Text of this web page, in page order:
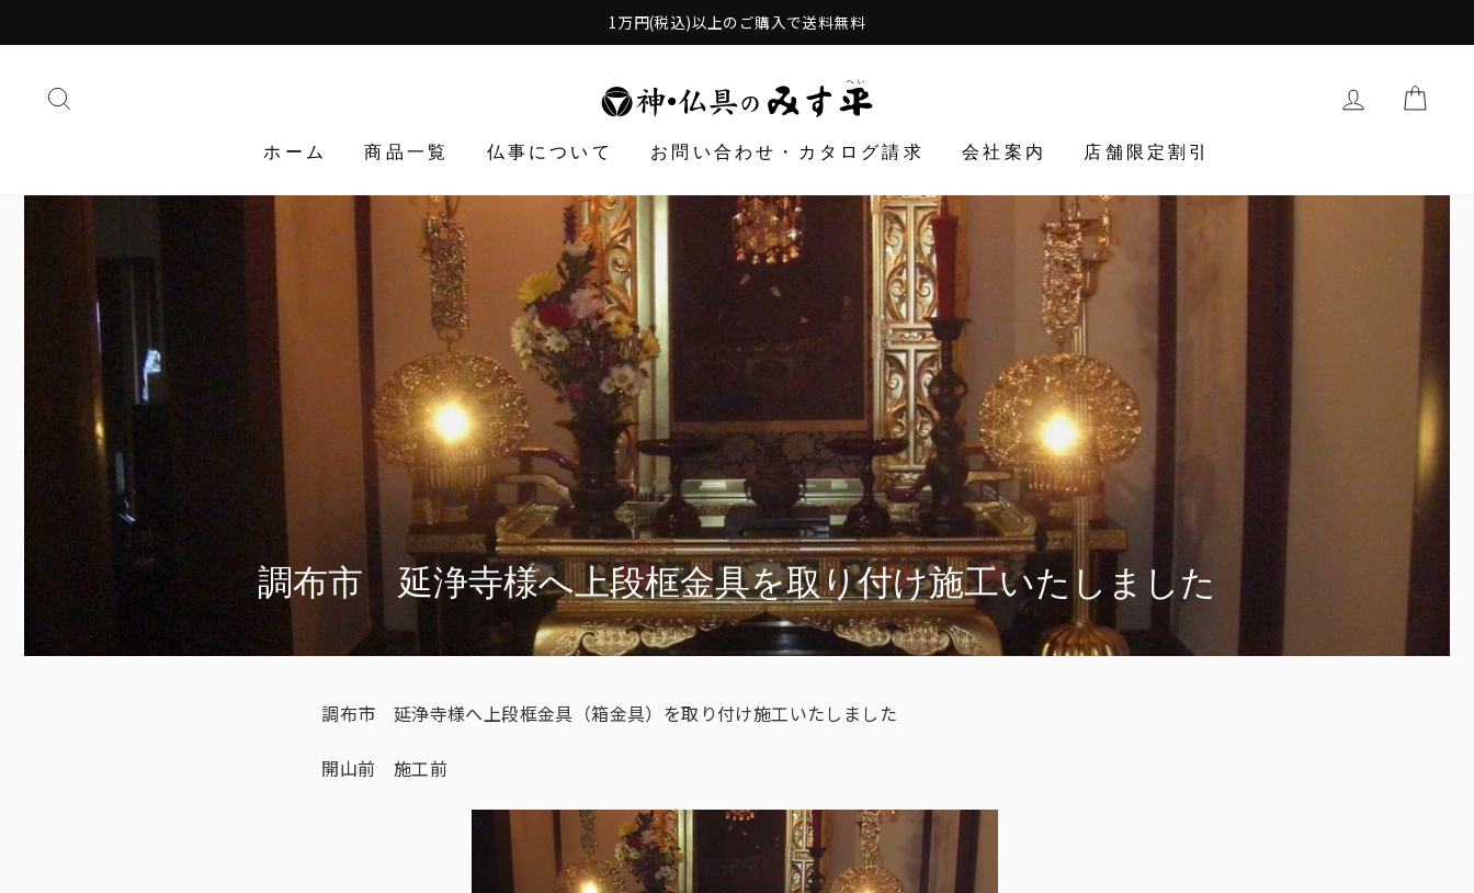
missing:
1万円(税込)以上のご購入で送料無料
購入履歴・
ホーム 商品一覧 仏事について お問い合わせ・カタログ請求 会社案内 店舗限定割引
調布市 延浄寺様へ上段框金具を取り付け施工いたしました
調布市 延浄寺様へ上段框金具（箱金具）を取り付け施工いたしました
開山前 施工前